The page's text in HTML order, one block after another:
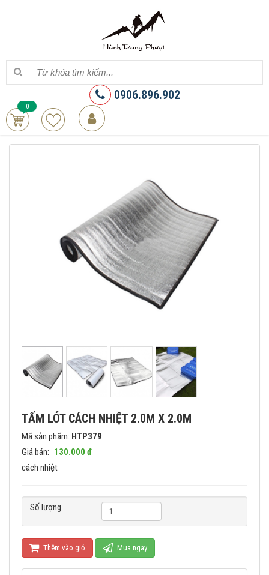
0906.896.902
0
TẤM LÓT CÁCH NHIỆT 2.0M X 2.0M
Mã sản phẩm: HTP379
Giá bán: 130.000 đ
cách nhiệt
Số lượng
Thêm vào giỏ Mua ngay